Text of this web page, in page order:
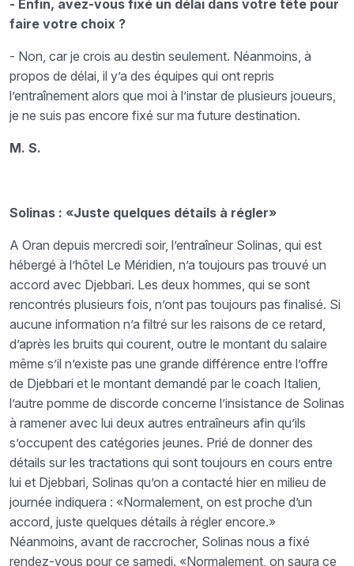
- Enfin, avez-vous fixé un délai dans votre tête pour
faire votre choix ?
- Non, car je crois au destin seulement. Néanmoins, à
propos de délai, il y’a des équipes qui ont repris
l’entraînement alors que moi à l’instar de plusieurs joueurs,
je ne suis pas encore fixé sur ma future destination.
M. S.
Solinas : «Juste quelques détails à régler»
A Oran depuis mercredi soir, l’entraîneur Solinas, qui est
hébergé à l’hôtel Le Méridien, n’a toujours pas trouvé un
accord avec Djebbari. Les deux hommes, qui se sont
rencontrés plusieurs fois, n’ont pas toujours pas finalisé. Si
aucune information n’a filtré sur les raisons de ce retard,
d’après les bruits qui courent, outre le montant du salaire
même s’il n’existe pas une grande différence entre l’offre
de Djebbari et le montant demandé par le coach Italien,
l’autre pomme de discorde concerne l’insistance de Solinas
à ramener avec lui deux autres entraîneurs afin qu’ils
s’occupent des catégories jeunes. Prié de donner des
détails sur les tractations qui sont toujours en cours entre
lui et Djebbari, Solinas qu’on a contacté hier en milieu de
journée indiquera : «Normalement, on est proche d’un
accord, juste quelques détails à régler encore.»
Néanmoins, avant de raccrocher, Solinas nous a fixé
rendez-vous pour ce samedi. «Normalement, on saura ce